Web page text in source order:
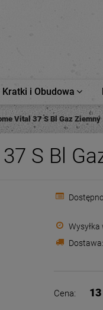
Kratki i Obudowa
Vital 37 S Bl Gaz Ziemny
S Bl
Wysyłka
Dostawa:
Cena: